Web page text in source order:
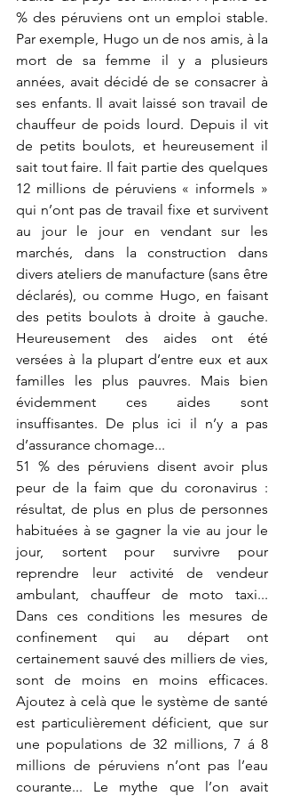
% des péruviens ont un emploi stable.
Par exemple, Hugo un de nos amis, à la
mort de sa femme il y a plusieurs
années, avait décidé de se consacrer à
ses enfants. Il avait laissé son travail de
chauffeur de poids lourd. Depuis il vit
de petits boulots, et heureusement il
sait tout faire. Il fait partie des quelques
12 millions de péruviens « informels »
qui n’ont pas de travail fixe et survivent
au jour le jour en vendant sur les
marchés, dans la construction dans
divers ateliers de manufacture (sans être
déclarés), ou comme Hugo, en faisant
des petits boulots à droite à gauche.
Heureusement des aides ont été
versées à la plupart d’entre eux et aux
familles les plus pauvres. Mais bien
évidemment ces aides sont
insuffisantes. De plus ici il n’y a pas
d’assurance chomage...
51 % des péruviens disent avoir plus
peur de la faim que du coronavirus :
résultat, de plus en plus de personnes
habituées à se gagner la vie au jour le
jour, sortent pour survivre pour
reprendre leur activité de vendeur
ambulant, chauffeur de moto taxi...
Dans ces conditions les mesures de
confinement qui au départ ont
certainement sauvé des milliers de vies,
sont de moins en moins efficaces.
Ajoutez à celà que le système de santé
est particulièrement déficient, que sur
une populations de 32 millions, 7 á 8
millions de péruviens n’ont pas l’eau
courante... Le mythe que l’on avait